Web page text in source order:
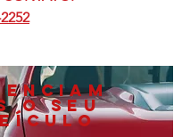
O SEU